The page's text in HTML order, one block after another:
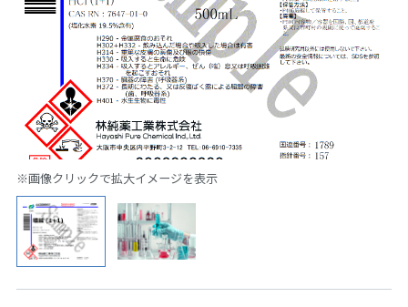
※画像クリックで拡大イメージを表示